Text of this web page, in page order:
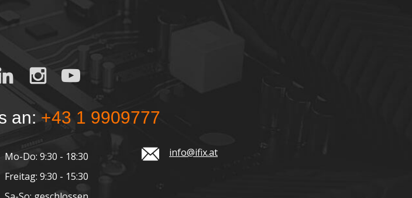
an: +43 1 9909777
Mo-Do: 9:30 - 18:30
Freitag: 9:30 - 15:30
info@ifix.at